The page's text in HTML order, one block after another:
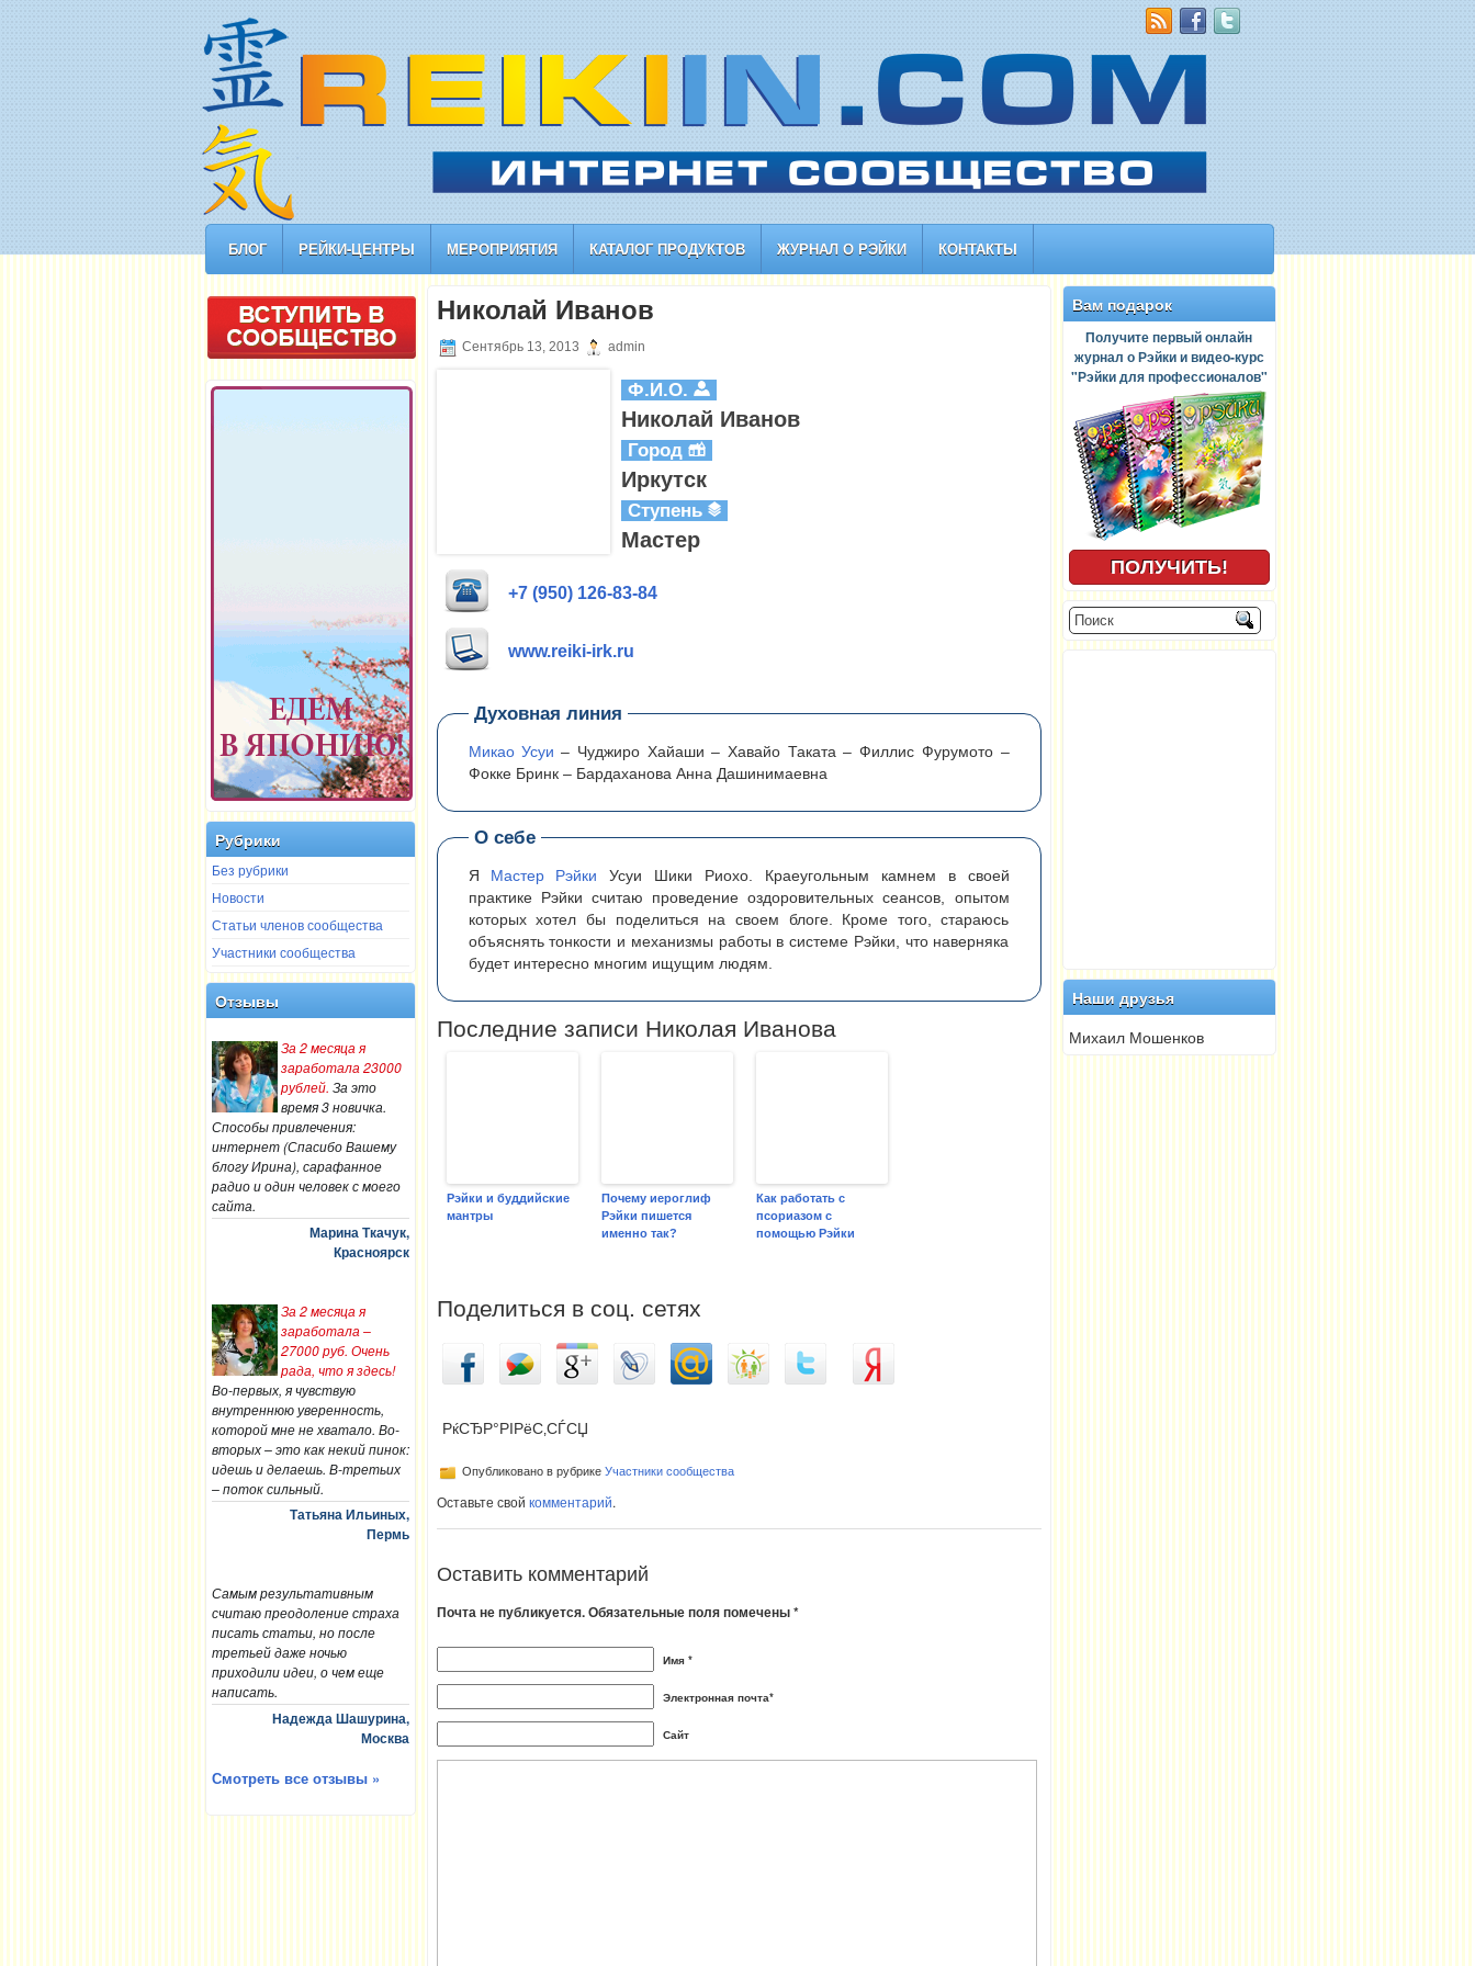
БЛОГ РЕЙКИ-ЦЕНТРЫ МЕРОПРИЯТИЯ КАТАЛОГ ПРОДУКТОВ ЖУРНАЛ О РЭЙКИ КОНТАКТЫ
Рубрики
Без рубрики
Новости
Статьи членов сообщества
Участники сообщества
Отзывы
За 2 месяца я
заработала 23000
рублей. За это
время 3 новичка.
Способы привлечения:
интернет (Спасибо Вашему
блогу Ирина), сарафанное
радио и один человек с моего
сайта.
Марина Ткачук,
Красноярск
За 2 месяца я
заработала –
27000 руб. Очень
рада, что я здесь!
Во-первых, я чувствую
внутреннюю уверенность,
которой мне не хватало. Во-
вторых – это как некий пинок:
идешь и делаешь. В-третьих
– поток сильный.
Татьяна Ильиных,
Пермь
Самым результативным
считаю преодоление страха
писать статьи, но после
третьей даже ночью
приходили идеи, о чем еще
написать.
Надежда Шашурина,
Москва
Смотреть все отзывы »
Николай Иванов
Сентябрь 13, 2013 admin
Ф.И.О.
Николай Иванов
Город
Иркутск
Ступень
Мастер
+7 (950) 126-83-84
www.reiki-irk.ru
Духовная линия
Микао Усуи – Чуджиро Хайаши – Хавайо Таката – Филлис Фурумото –
Фокке Бринк – Бардаханова Анна Дашинимаевна
О себе
Я Мастер Рэйки Усуи Шики Риохо. Краеугольным камнем в своей
практике Рэйки считаю проведение оздоровительных сеансов, опытом
которых хотел бы поделиться на своем блоге. Кроме того, стараюсь
объяснять тонкости и механизмы работы в системе Рэйки, что наверняка
будет интересно многим ищущим людям.
Последние записи Николая Иванова
Рэйки и буддийские
мантры
Почему иероглиф
Рэйки пишется
именно так?
Как работать с
псориазом с
помощью Рэйки
Поделиться в соц. сетях
РќСЂР°РІРёС‚СЃСЏ
Опубликовано в рубрике Участники сообщества
Оставьте свой комментарий.
Оставить комментарий
Почта не публикуется. Обязательные поля помечены *
Имя *
Электронная почта*
Сайт
Вам подарок
Получите первый онлайн
журнал о Рэйки и видео-курс
"Рэйки для профессионалов"
Наши друзья
Михаил Мошенков